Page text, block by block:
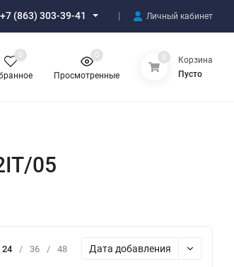
+7 (863) 303-39-41 Личный кабинет
0
Просмотренные
0 0
Корзина
Пусто
05
24 / 36 / 48 Дата добавления